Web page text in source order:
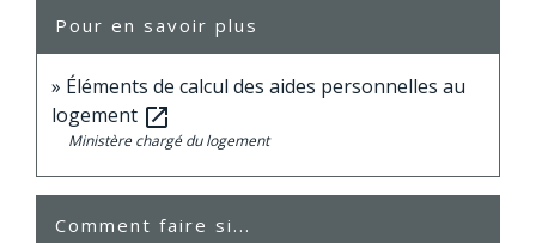
Pour en savoir plus
Éléments de calcul des aides personnelles au
logement open_in_new
Ministère chargé du logement
Comment faire si...